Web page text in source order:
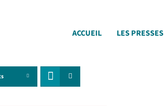
ACCUEIL LES PRESSES